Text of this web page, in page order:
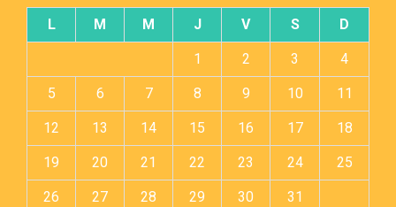
L M M J V S D
1 2 3 4
5 6 7 8 9 10 11
12 13 14 15 16 17 18
19 20 21 22 23 24 25
26 27 28 29 30 31